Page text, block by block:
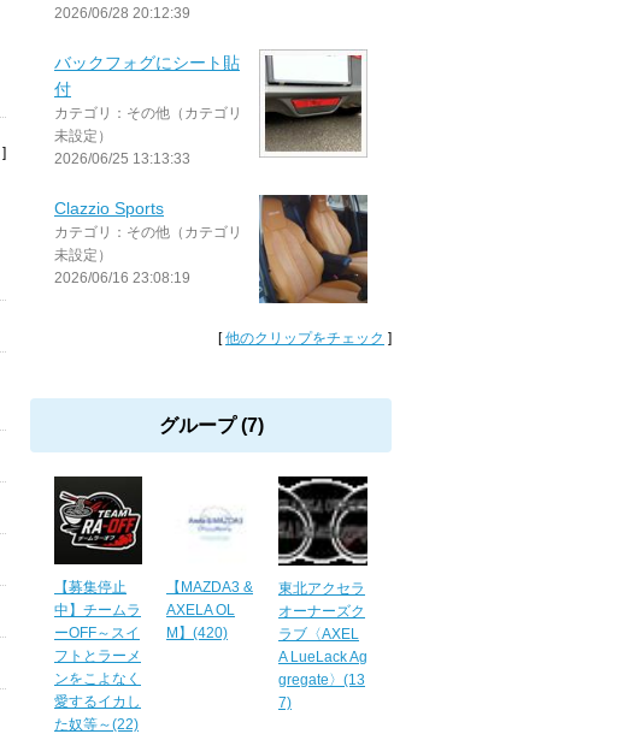
2026/06/28 20:12:39
バックフォグにシート貼
付
カテゴリ：その他（カテゴリ
未設定）
2026/06/25 13:13:33
Clazzio Sports
カテゴリ：その他（カテゴリ
未設定）
2026/06/16 23:08:19
[他のクリップをチェック ]
グループ (7)
【募集停止
中】チームラ
ーOFF～スイ
フトとラーメ
ンをこよなく
愛するイカし
た奴等～(22)
【MAZDA3 &
AXELA OL
M】(420)
東北アクセラ
オーナーズク
ラブ〈AXEL
A LueLack Ag
gregate〉(13
7)
]